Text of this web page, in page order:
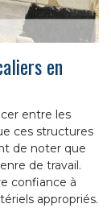
en
entre les
ces structures
de noter que
de travail.
confiance à
appropriés.